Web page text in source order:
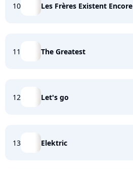
10 Les Frères Existent Encore
11 The Greatest
12 Let's go
13 Elektric